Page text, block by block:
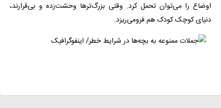
اوضاع را می‌توان تحمل کرد. وقتی بزرگ‌ترها وحشت‌زده و بی‌قرارند،
دنیای کوچک کودک هم فرومی‌ریزد.